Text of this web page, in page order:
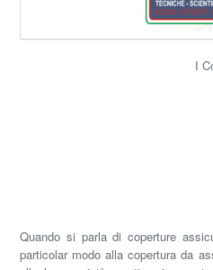
I
Quando si parla di coperture
particolar modo alla copertura da